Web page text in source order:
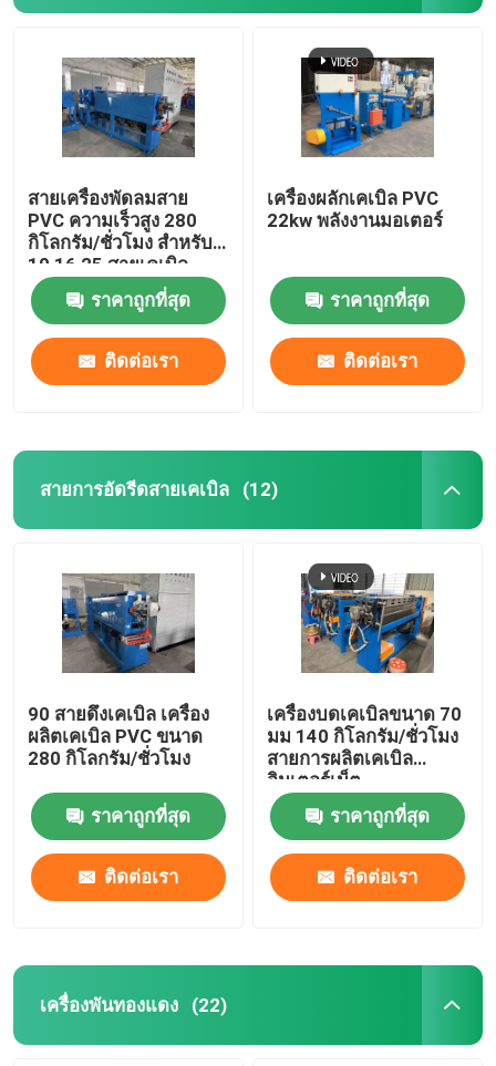
สายเครื่องพัดลมสาย
PVC ความเร็วสูง 280
กิโลกรัม/ชั่วโมง สําหรับ
10 16 25 สายเคเบิล
ราคาถูกที่สุด
ติดต่อเรา
เครื่องผลักเคเบิล PVC
22kw พลังงานมอเตอร์
ราคาถูกที่สุด
ติดต่อเรา
สายการอัดรีดสายเคเบิล (12)
90 สายดึงเคเบิล เครื่อง
ผลิตเคเบิล PVC ขนาด
280 กิโลกรัม/ชั่วโมง
ราคาถูกที่สุด
ติดต่อเรา
เครื่องบดเคเบิลขนาด 70
มม 140 กิโลกรัม/ชั่วโมง
สายการผลิตเคเบิล
อินเตอร์เน็ต
ราคาถูกที่สุด
ติดต่อเรา
เครื่องพันทองแดง (22)